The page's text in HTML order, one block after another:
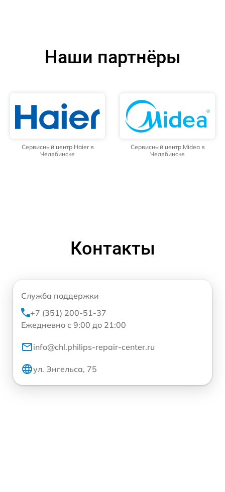
Наши партнёры
Сервисный центр Haier в
Челябинске
Сервисный центр Midea в
Челябинске
Контакты
Служба поддержки
+7 (351) 200-51-37
Ежедневно с 9:00 до 21:00
info@chl.philips-repair-center.ru
ул. Энгельса, 75